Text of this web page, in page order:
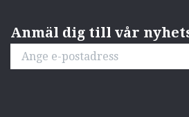
Anmäl dig till vår